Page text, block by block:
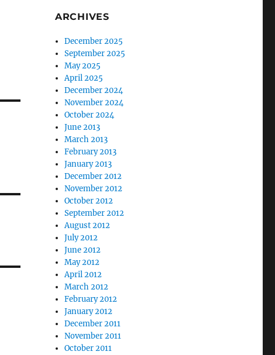
ARCHIVES
December 2025
September 2025
May 2025
April 2025
December 2024
November 2024
October 2024
June 2013
March 2013
February 2013
January 2013
December 2012
November 2012
October 2012
September 2012
August 2012
July 2012
June 2012
May 2012
April 2012
March 2012
February 2012
January 2012
December 2011
November 2011
October 2011